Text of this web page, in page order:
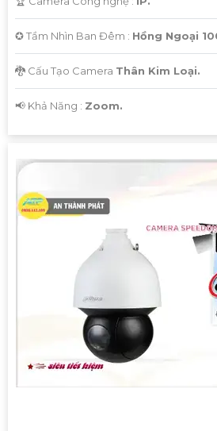
✪ Tầm Nhìn Ban Đêm : Hồng Ngoại
🐉️ Cấu Tạo Camera Thân Kim Loại.
️📢 Khả Năng : Zoom.